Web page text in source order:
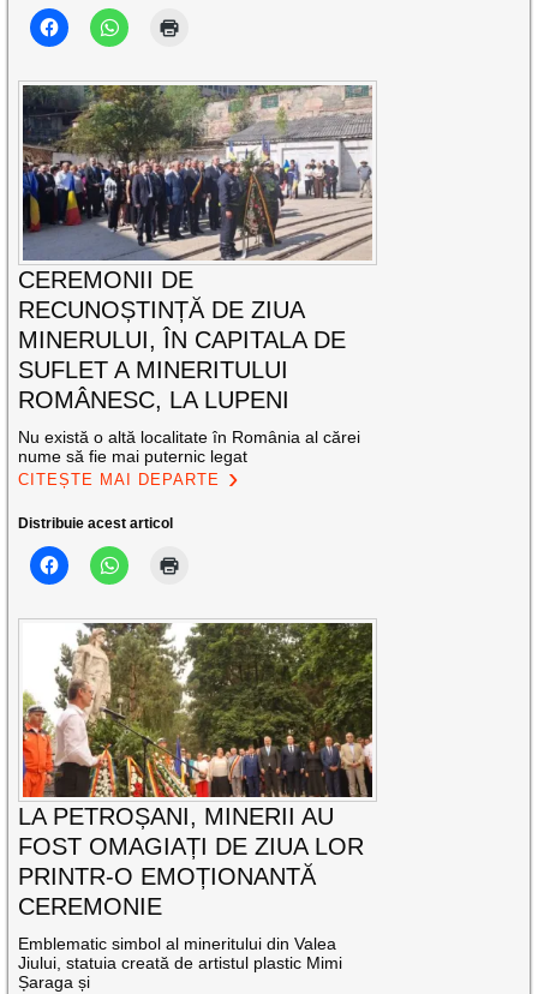
CEREMONII DE
RECUNOȘTINȚĂ DE ZIUA
MINERULUI, ÎN CAPITALA DE
SUFLET A MINERITULUI
ROMÂNESC, LA LUPENI
Nu există o altă localitate în România al cărei
nume să fie mai puternic legat
CITEȘTE MAI DEPARTE
Distribuie acest articol
LA PETROȘANI, MINERII AU
FOST OMAGIAȚI DE ZIUA LOR
PRINTR-O EMOȚIONANTĂ
CEREMONIE
Emblematic simbol al mineritului din Valea
Jiului, statuia creată de artistul plastic Mimi
Șaraga și